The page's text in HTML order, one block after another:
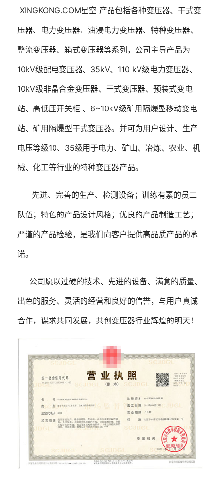
XINGKONG.COM星空 产品包括各种变压器、干式变
压器、电力变压器、油浸电力变压器、特种变压器、
整流变压器、箱式变压器等系列，公司主导产品为
10kV级配电变压器、35kV、110 kV级电力变压器、
10kV级非晶合金变压器、干式变压器、预装式变电
站、高低压开关柜 、6~10kV级矿用隔爆型移动变电
站、矿用隔爆型干式变压器。并可为用户设计、生产
电压等级10、35级用于电力、矿山、冶炼、农业、机
械、化工等行业的特种变压器产品。
先进、完善的生产、检测设备；训练有素的员工
队伍；特色的产品设计风格；优良的产品制造工艺；
严谨的产品检验，是我们向客户提供高品质产品的承
诺。
公司愿以过硬的技术、先进的设备、满意的质量、
出色的服务、灵活的经营和良好的信誉，与用户真诚
合作，谋求共同发展，共创变压器行业辉煌的明天！